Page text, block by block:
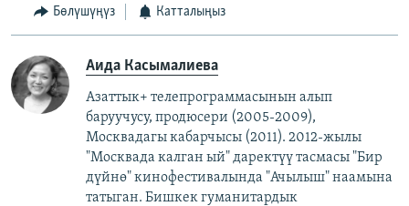
Бөлүшүңүз Катталыңыз
Аида Касымалиева
Азаттык+ телепрограммасынын алып
баруучусу, продюсери (2005-2009),
Москвадагы кабарчысы (2011). 2012-жылы
"Москвада калган ый" даректүү тасмасы "Бир
дүйнө" кинофестивалында "Ачылыш" наамына
татыган. Бишкек гуманитардык